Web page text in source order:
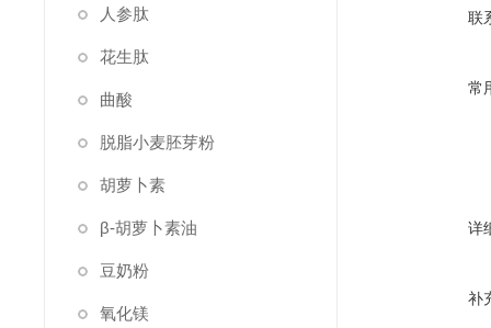
人参肽
花生肽
曲酸
脱脂小麦胚芽粉
胡萝卜素
β-胡萝卜素油
豆奶粉
氧化镁
联
常
详
补